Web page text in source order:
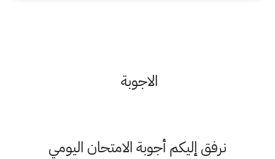
الاجوبة
نرفق إليكم أجوبة الامتحان اليومي